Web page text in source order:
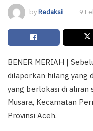
byRedaksi 9
BENER MERIAH |
dilaporkan hilang yang
yang berlokasi di aliran
Musara, Kecamatan
Provinsi Aceh.